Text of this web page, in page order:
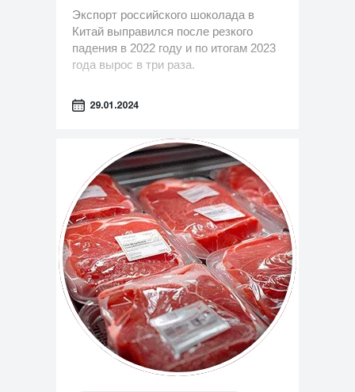
Экспорт российского шоколада в
Китай выправился после резкого
падения в 2022 году и по итогам 2023
года вырос в три раза.
29.01.2024